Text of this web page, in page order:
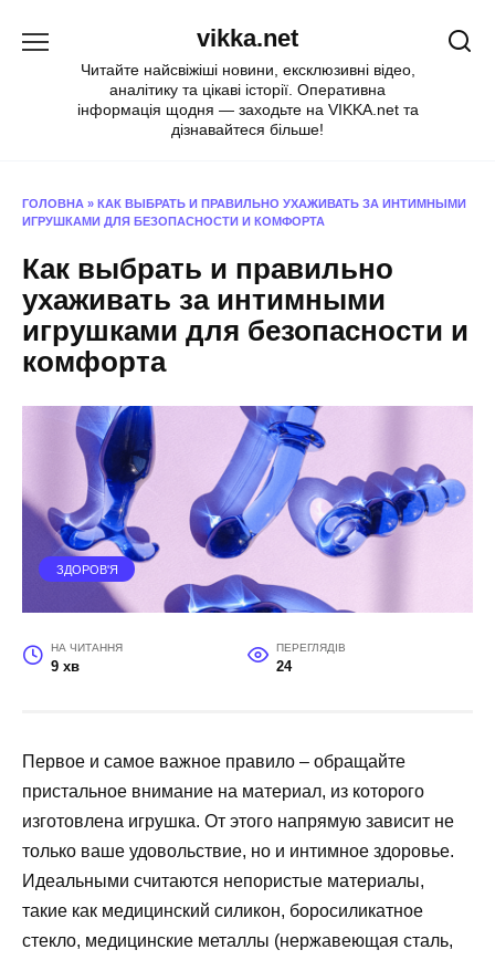
vikka.net
Читайте найсвіжіші новини, ексклюзивні відео,
аналітику та цікаві історії. Оперативна
інформація щодня — заходьте на VIKKA.net та
дізнавайтеся більше!
ГОЛОВНА » КАК ВЫБРАТЬ И ПРАВИЛЬНО УХАЖИВАТЬ ЗА ИНТИМНЫМИ
ИГРУШКАМИ ДЛЯ БЕЗОПАСНОСТИ И КОМФОРТА
Как выбрать и правильно
ухаживать за интимными
игрушками для безопасности и
комфорта
ЗДОРОВ'Я
НА ЧИТАННЯ
9 хв
ПЕРЕГЛЯДІВ
24
Первое и самое важное правило – обращайте
пристальное внимание на материал, из которого
изготовлена игрушка. От этого напрямую зависит не
только ваше удовольствие, но и интимное здоровье.
Идеальными считаются непористые материалы,
такие как медицинский силикон, боросиликатное
стекло, медицинские металлы (нержавеющая сталь,